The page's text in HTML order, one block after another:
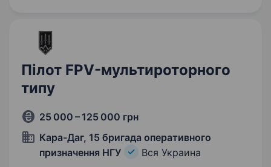
Пілот FPV-мультироторного
типу
25 000 – 125 000 грн
Кара-Даг, 15 бригада оперативного
призначення НГУ
Вся Украина